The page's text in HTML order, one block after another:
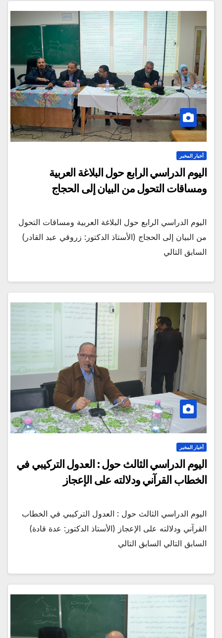
أخبار المخبر
اليوم الدراسي الرابع حول البلاغة العربية
ومساقات التحول من البيان إلى الحجاج
اليوم الدراسي الرابع حول البلاغة العربية ومساقات التحول
من البيان إلى الحجاج (الأستاذ الدكتور: زروقي عبد القادر)
السابق التالي
أخبار المخبر
اليوم الدراسي الثالث حول : العدول التركيبي في
الخطاب القرآني ودلالته على الإعجاز
اليوم الدراسي الثالث حول : العدول التركيبي في الخطاب
القرآني ودلالته على الإعجاز (الأستاذ الدكتور: عدة قادة)
السابق التالي السابق التالي